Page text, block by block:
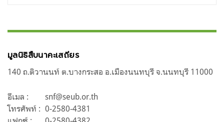
มูลนิธิสืบนาคะเสถียร
140 ถ.ติวานนท์ ต.บางกระสอ อ.เมืองนนทบุรี จ.นนทบุรี 11000
อีเมล :
snf@seub.or.th
โทรศัพท์ : 0-2580-4381